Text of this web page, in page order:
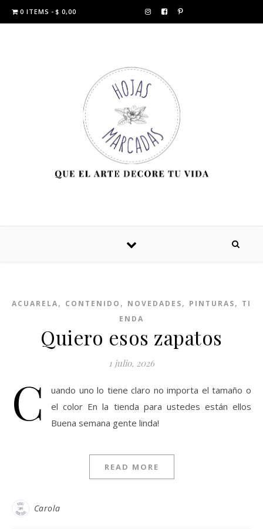
0 ITEMS $ 0,00
ACUARELA, CONTENIDO , NOVEDADES, PINTURAS, TI
ENDA
Quiero esos zapatos
1 julio, 2026
C
uando uno lo tiene claro no importa el tamaño o
el color En la tienda para ustedes están ellos
Buena semana gente linda!
READ MORE
Carola